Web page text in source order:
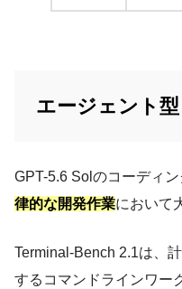
エージェント
GPT-5.6 Solのコーディン
律的な開発作業において
Terminal-Bench 2.1は、
するコマンドラインワー